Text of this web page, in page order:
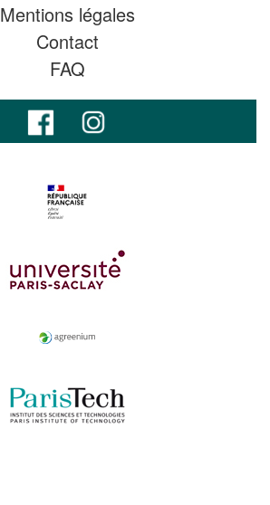
Mentions légales
Contact
FAQ